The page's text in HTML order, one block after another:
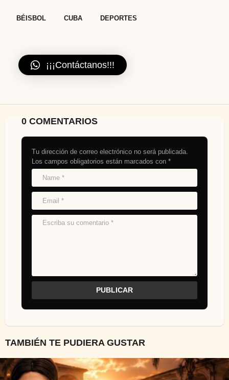
BÉISBOL CUBA DEPORTES
¡¡¡Contáctanos!!!
0 COMENTARIOS
Tu dirección de correo electrónico no será publicada.
Los campos obligatorios están marcados con *
TAMBIÉN TE PUDIERA GUSTAR